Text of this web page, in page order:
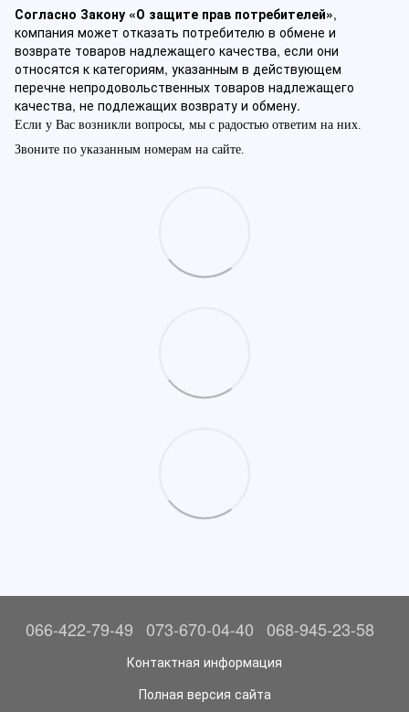
Согласно Закону «О защите прав потребителей»,
компания может отказать потребителю в обмене и
возврате товаров надлежащего качества, если они
относятся к категориям, указанным в действующем
перечне непродовольственных товаров надлежащего
качества, не подлежащих возврату и обмену.
Если у Вас возникли вопросы, мы с радостью ответим на них.
Звоните по указанным номерам на сайте.
066-422-79-49 073-670-04-40 068-945-23-58
Контактная информация
Полная версия сайта